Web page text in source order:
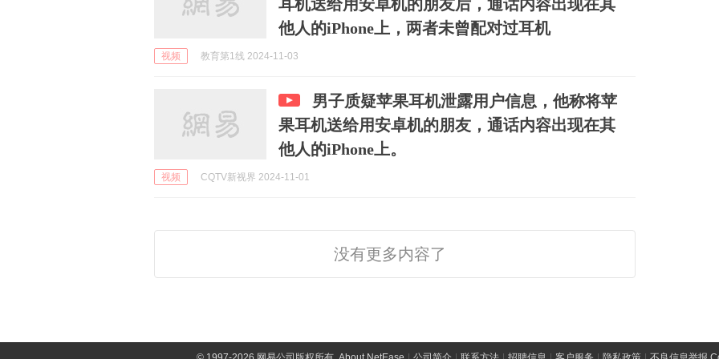
耳机送给用安卓机的朋友后，通话内容出现在其
他人的iPhone上，两者未曾配对过耳机
视频 教育第1线 2024-11-03
男子质疑苹果耳机泄露用户信息，他称将苹
果耳机送给用安卓机的朋友，通话内容出现在其
他人的iPhone上。
视频 CQTV新视界 2024-11-01
没有更多内容了